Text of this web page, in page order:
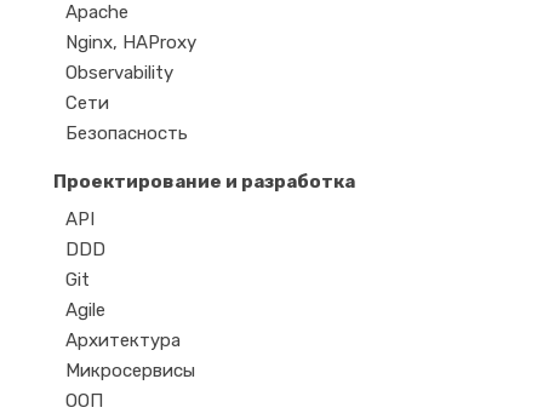
Apache
Nginx, HAProxy
Observability
Сети
Безопасность
Проектирование и разработка
API
DDD
Git
Agile
Архитектура
Микросервисы
ООП